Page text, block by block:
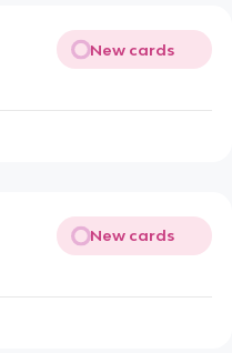
New cards
New cards